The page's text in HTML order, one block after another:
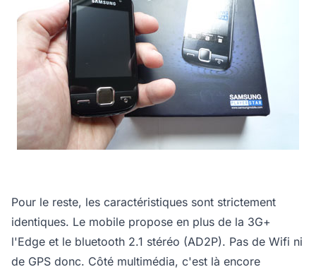
Pour le reste, les caractéristiques sont strictement
identiques. Le mobile propose en plus de la 3G+
l'Edge et le bluetooth 2.1 stéréo (AD2P). Pas de Wifi ni
de GPS donc. Côté multimédia, c'est là encore